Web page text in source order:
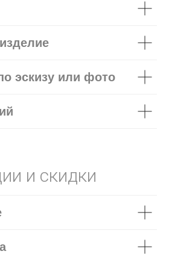
эскизу или фото
и скидки